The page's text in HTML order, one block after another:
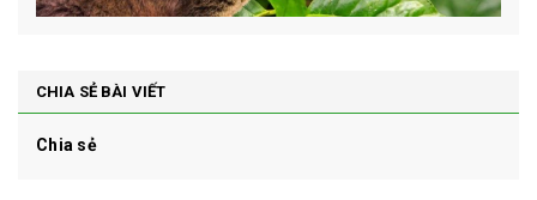
CHIA SẺ BÀI VIẾT
Chia sẻ